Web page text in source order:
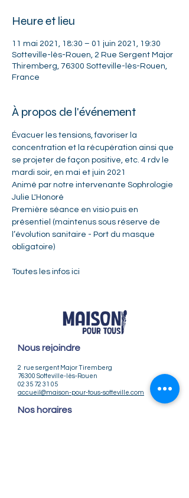
Heure et lieu
11 mai 2021, 18:30 – 01 juin 2021, 19:30
Sotteville-lès-Rouen, 2 Rue Sergent Major
Thiremberg, 76300 Sotteville-lès-Rouen,
France
À propos de l'événement
Évacuer les tensions, favoriser la
concentration et la récupération ainsi que
se projeter de façon positive, etc. 4 rdv le
mardi soir, en mai et juin 2021
Animé par notre intervenante Sophrologie
Julie L'Honoré
Première séance en visio puis en
présentiel (maintenus sous réserve de
l’évolution sanitaire - Port du masque
obligatoire)
Toutes les infos ici
Nous rejoindre
2 rue sergent Major Tiremberg
76300 Sotteville-lès-Rouen
02 35 72 31 05
accueil@maison-pour-tous-sotteville.com
Nos horaires